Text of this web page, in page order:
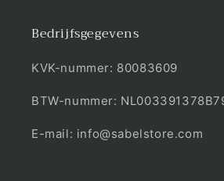
Bedrijfsgegevens
KVK-nummer: 80083609
BTW-nummer:
E-mail: info@sabelstore.com